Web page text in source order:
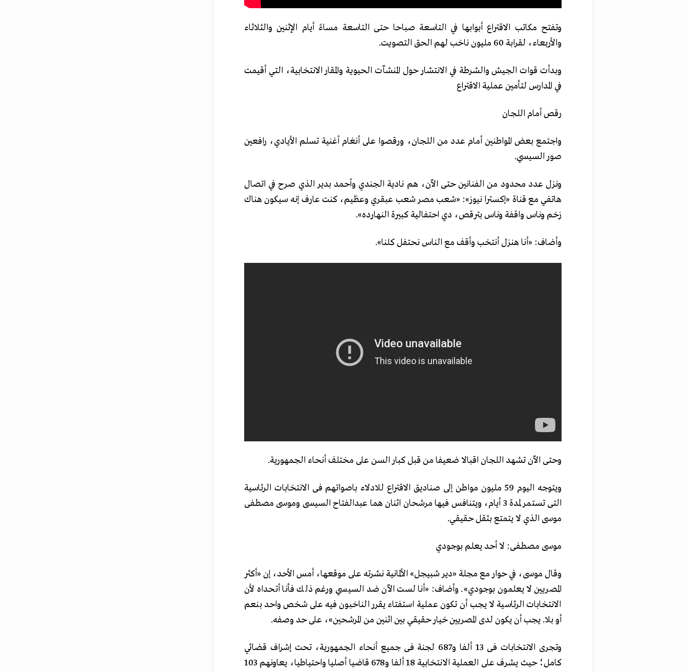
وتفتح مكاتب الاقتراع أبوابها في التاسعة صباحا حتى التاسعة مساءً أيام الإثنين والثلاثاء
والأربعاء، لقرابة 60 مليون ناخب لهم الحق التصويت.
وبدأت قوات الجيش والشرطة في الانتشار حول المنشآت الحيوية والمقار الانتخابية، التي أقيمت
في المدارس لتأمين عملية الاقتراع
رقص أمام اللجان
واجتمع بعض المواطنين أمام عدد من اللجان، ورقصوا على أنغام أغنية تسلم الأيادي، رافعين
صور السيسي.
ونزل عدد محدود من الفنانين حتى الآن، هم نادية الجندي وأحمد بدير الذي صرح في اتصال
هاتفي مع قناة «إكسترا نيوز»: «شعب مصر شعب عبقري وعظيم، كنت عارف إنه سيكون هناك
زخم وناس واقفة وناس بترقص، دي احتفالية كبيرة النهارده».
وأضاف: «أنا هنزل أنتخب وأقف مع الناس نحتفل كلنا».
وحتى الآن تشهد اللجان اقبالا ضعيفا من قبل كبار السن على مختلف أنحاء الجمهورية.
ويتوجه اليوم 59 مليون مواطن إلى صناديق الاقتراع للادلاء باصواتهم فى الانتخابات الرئاسية
التى تستمر لمدة 3 أيام، ويتنافس فيها مرشحان اثنان هما عبدالفتاح السيسى وموسى مصطفى
موسى الذي لا يتمتع بثقل حقيقي.
موسى مصطفى: لا أحد يعلم بوجودي
وقال موسى، في حوار مع مجلة «دير شبيجل» الألمانية نشرته على موقعها، أمس الأحد، إن «أكثر
المصريين لا يعلمون بوجودي». وأضاف: «أنا لست الآن ضد السيسي ورغم ذلك فأنا أتحداه لأن
الانتخابات الرئاسية لا يجب أن تكون عملية استفتاء يقرر الناخبون فيه على شخص واحد بنعم
أو بلا. يجب أن يكون لدى المصريين خيار حقيقي بين اثنين من المرشحين»، على حد وصفه.
وتجرى الانتخابات فى 13 ألفا و687 لجنة فى جميع أنحاء الجمهورية، تحت إشراف قضائي
كامل؛ حيث يشرف على العملية الانتخابية 18 ألفا و678 قاضيا أصليا واحتياطيا، يعاونهم 103